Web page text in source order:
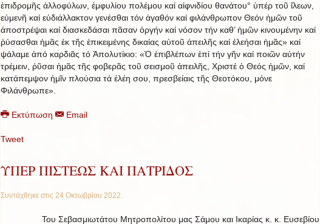
ἐπιδρομῆς ἀλλοφύλων, ἐμφυλίου πολέμου καί αἰφνιδίου θανάτου° ὑπέρ τοῦ ἵλεων,
εὐμενῆ καί εὐδιάλλακτον γενέσθαι τόν ἀγαθόν καί φιλάνθρωπον Θεόν ἡμῶν τοῦ
ἀποστρέψαι καί διασκεδάσαι πᾶσαν ὀργήν καί νόσον τήν καθ’ ἡμῶν κινουμένην καί
ῥύσασθαι ἡμᾶς ἐκ τῆς ἐπικειμένης δικαίας αὐτοῦ ἀπειλῆς καί ἐλεήσαι ἡμᾶς» καί
ψάλαμε ἀπό καρδιᾶς τό Ἀπολυτίκιο: «Ὁ ἐπιβλέπων ἐπί τήν γῆν καί ποιῶν αὐτήν
τρέμειν, ῥῦσαι ἡμᾶς τῆς φοβερᾶς τοῦ σεισμοῦ ἀπειλῆς, Χριστέ ὁ Θεός ἡμῶν, καί
κατάπεμψον ἡμῖν πλούσια τά ἐλέη σου, πρεσβείαις τῆς Θεοτόκου, μόνε
Φιλάνθρωπε».
Εκτύπωση Email
Tweet
ΥΠΕΡ ΠΙΣΤΕΩΣ ΚΑΙ ΠΑΤΡΙΔΟΣ
Συντάχθηκε στις 24 Οκτωβρίου 2022.
Του Σεβασμιωτάτου Μητροπολίτου μας Σάμου και Ικαρίας κ. κ. Ευσεβίου